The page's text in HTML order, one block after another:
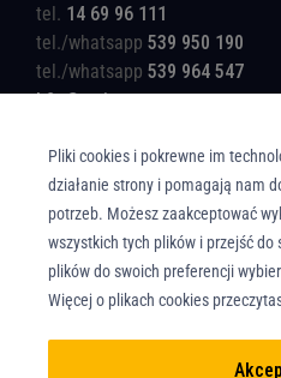
tel. 14 69 96 111
tel./whatsapp 539 950 190
tel./whatsapp 539 964 547
b2c@rotinger.com
Copyright © Union Parts Sp. z o.o. -
reserved.
Pliki cookies i pokrewne im
działanie strony i pomagają nam
potrzeb. Możesz zaakceptować
wszystkich tych plików i przejść
plików do swoich preferencji
Więcej o plikach cookies